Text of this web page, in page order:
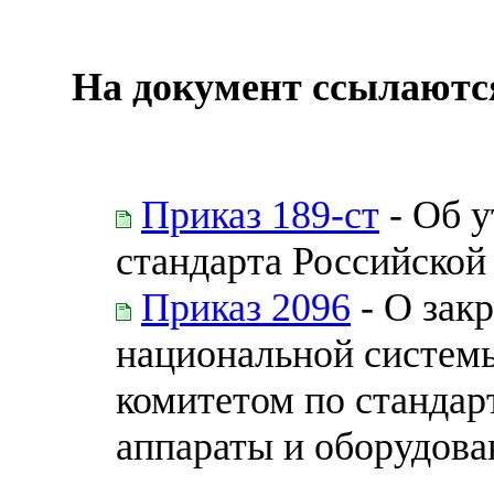
На документ
Приказ 189-ст - Об
стандарта
Приказ 2096 - О
национальной
комитетом по
аппараты и